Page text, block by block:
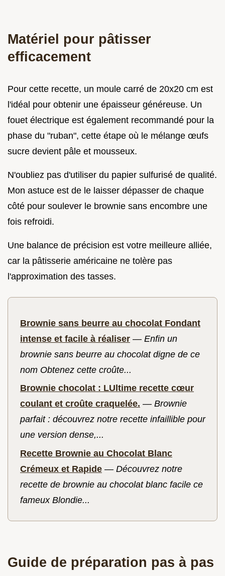
Matériel pour pâtisser
efficacement
Pour cette recette, un moule carré de 20x20 cm est
l'idéal pour obtenir une épaisseur généreuse. Un
fouet électrique est également recommandé pour la
phase du "ruban", cette étape où le mélange œufs
sucre devient pâle et mousseux.
N'oubliez pas d'utiliser du papier sulfurisé de qualité.
Mon astuce est de le laisser dépasser de chaque
côté pour soulever le brownie sans encombre une
fois refroidi.
Une balance de précision est votre meilleure alliée,
car la pâtisserie américaine ne tolère pas
l'approximation des tasses.
Brownie sans beurre au chocolat Fondant
intense et facile à réaliser — Enfin un
brownie sans beurre au chocolat digne de ce
nom Obtenez cette croûte...
Brownie chocolat : LUltime recette cœur
coulant et croûte craquelée. — Brownie
parfait : découvrez notre recette infaillible pour
une version dense,...
Recette Brownie au Chocolat Blanc
Crémeux et Rapide — Découvrez notre
recette de brownie au chocolat blanc facile ce
fameux Blondie...
Guide de préparation pas à pas